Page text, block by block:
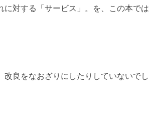
対する「サービス」。を、この本では
良をなおざりにしたりしていないでし